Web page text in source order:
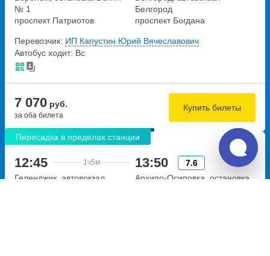
№ 1
проспект Патриотов
Белгород
проспект Богдана
Перевозчик: ИП Капустин Юрий Вячеславович
Автобус ходит: Вс
7 070 руб.
за оба билета
Купить билеты
Пересадка в пределах станции
12:45 1ч5м
Геленджик, автовокзал
13:50
7.6
Архипо-Осиповка, остановка